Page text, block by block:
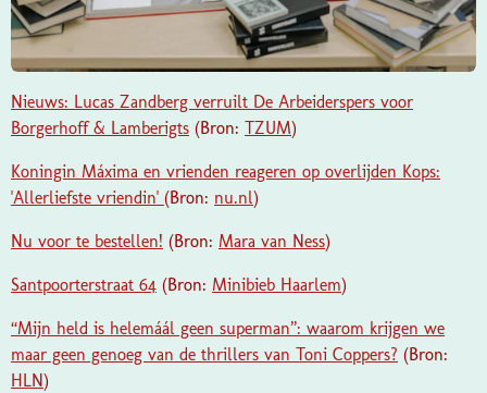
Nieuws: Lucas Zandberg verruilt De Arbeiderspers voor
Borgerhoff & Lamberigts (Bron: TZUM)
Koningin Máxima en vrienden reageren op overlijden Kops:
'Allerliefste vriendin' (Bron: nu.nl)
Nu voor te bestellen! (Bron: Mara van Ness)
Santpoorterstraat 64 (Bron: Minibieb Haarlem)
“Mijn held is helemáál geen superman”: waarom krijgen we
maar geen genoeg van de thrillers van Toni Coppers? (Bron:
HLN)